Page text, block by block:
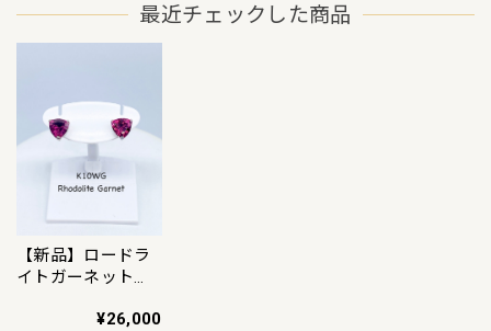
13.18ct ルース
最近チェックした商品
【新品】ロードラ
イトガーネット
¥26,000